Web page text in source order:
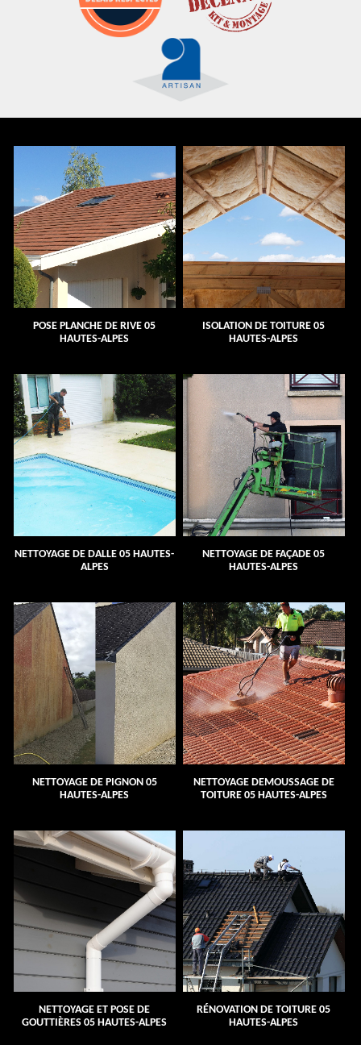
POSE PLANCHE DE RIVE 05
HAUTES-ALPES
ISOLATION DE TOITURE 05
HAUTES-ALPES
NETTOYAGE DE DALLE 05 HAUTES-
ALPES
NETTOYAGE DE FAÇADE 05
HAUTES-ALPES
NETTOYAGE DE PIGNON 05
HAUTES-ALPES
NETTOYAGE DEMOUSSAGE DE
TOITURE 05 HAUTES-ALPES
NETTOYAGE ET POSE DE
GOUTTIÈRES 05 HAUTES-ALPES
RÉNOVATION DE TOITURE 05
HAUTES-ALPES